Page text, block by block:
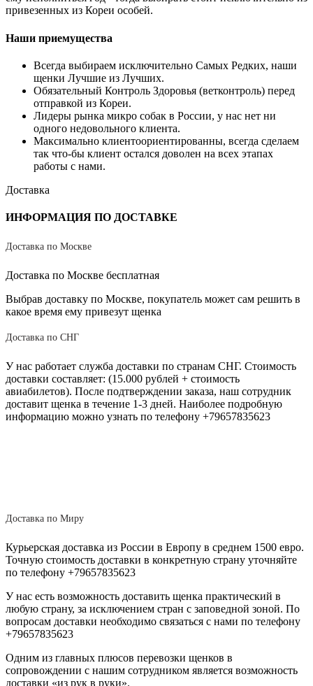
привезенных из Кореи особей.
Наши приемущества
Всегда выбираем исключительно Самых Редких, наши
щенки Лучшие из Лучших.
Обязательный Контроль Здоровья (ветконтроль) перед
отправкой из Кореи.
Лидеры рынка микро собак в России, у нас нет ни
одного недовольного клиента.
Максимально клиентоориентированны, всегда сделаем
так что-бы клиент остался доволен на всех этапах
работы с нами.
Доставка
ИНФОРМАЦИЯ ПО ДОСТАВКЕ
Доставка по Москве
Доставка по Москве бесплатная
Выбрав доставку по Москве, покупатель может сам решить в
какое время ему привезут щенка
Доставка по СНГ
У нас работает служба доставки по странам СНГ. Стоимость
доставки составляет: (15.000 рублей + стоимость
авиабилетов). После подтверждении заказа, наш сотрудник
доставит щенка в течение 1-3 дней. Наиболее подробную
информацию можно узнать по телефону +79657835623
Доставка по Миру
Курьерская доставка из России в Европу в среднем 1500 евро.
Точную стоимость доставки в конкретную страну уточняйте
по телефону +79657835623
У нас есть возможность доставить щенка практический в
любую страну, за исключением стран с заповедной зоной. По
вопросам доставки необходимо связаться с нами по телефону
+79657835623
Одним из главных плюсов перевозки щенков в
сопровождении с нашим сотрудником является возможность
доставки «из рук в руки».